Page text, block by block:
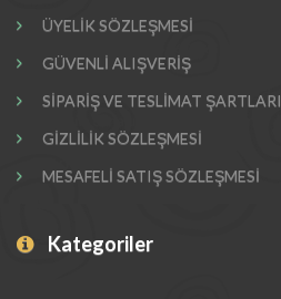
ÜYELİK SÖZLEŞMESİ
GÜVENLİ ALIŞVERİŞ
SİPARİŞ VE TESLİMAT ŞARTLARI
GİZLİLİK SÖZLEŞMESİ
MESAFELİ SATIŞ SÖZLEŞMESİ
Kategoriler